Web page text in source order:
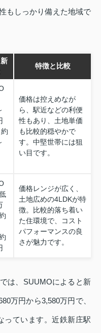
もしっかり備えた地域で
特徴と比較
約
価格は控えめなが
ら、駅近などの利便
性もあり、土地単価
も比較的穏やかで
す。中堅世帯には狙
い目です。
価格レンジが広く、
土地広めの4LDKが特
徴。比較的落ち着い
た住環境で、コスト
パフォーマンスの良
さが魅力です。
は、SUUMOによると新
万円から3,580万円で、
っています。近鉄新庄駅